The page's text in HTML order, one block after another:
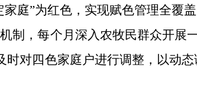
庭”为红色，实现赋色管理全覆盖
制，每个月深入农牧民群众开展
对四色家庭户进行调整，以动